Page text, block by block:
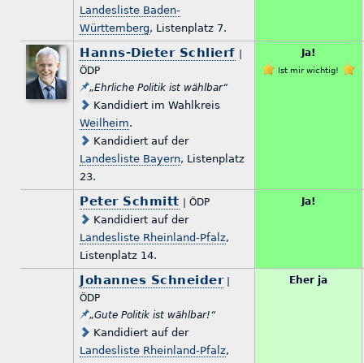
Landesliste Baden-
Württemberg, Listenplatz 7.
Hanns-Dieter Schlierf
ÖDP
„Ehrliche Politik ist wählbar“
Kandidiert im Wahlkreis
Weilheim.
Kandidiert auf der
Landesliste Bayern, Listenplatz
23.
Ja!
Ist mir wichtig!
Peter Schmitt | ÖDP
Kandidiert auf der
Landesliste Rheinland-Pfalz,
Listenplatz 14.
Ja!
Johannes Schneider|
ÖDP
„Gute Politik ist wählbar!“
Kandidiert auf der
Landesliste Rheinland-Pfalz,
Eher ja